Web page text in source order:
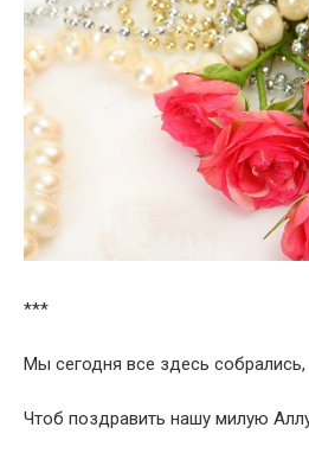
***
Мы сегодня все здесь собрались,
Чтоб поздравить нашу милую